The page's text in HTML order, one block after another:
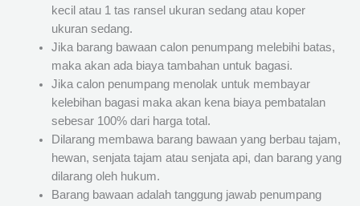
kecil atau 1 tas ransel ukuran sedang atau koper
ukuran sedang.
Jika barang bawaan calon penumpang melebihi batas,
maka akan ada biaya tambahan untuk bagasi.
Jika calon penumpang menolak untuk membayar
kelebihan bagasi maka akan kena biaya pembatalan
sebesar 100% dari harga total.
Dilarang membawa barang bawaan yang berbau tajam,
hewan, senjata tajam atau senjata api, dan barang yang
dilarang oleh hukum.
Barang bawaan adalah tanggung jawab penumpang